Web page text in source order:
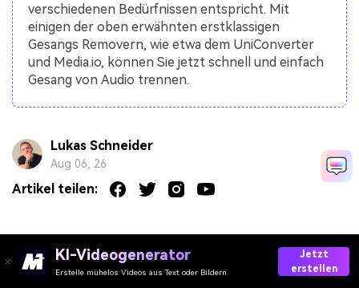
verschiedenen Bedürfnissen entspricht. Mit
einigen der oben erwähnten erstklassigen
Gesangs Removern, wie etwa dem UniConverter
und Media.io, können Sie jetzt schnell und einfach
Gesang von Audio trennen.
Lukas Schneider
Aug 06, 26
Artikel teilen:
Das könnte Ihnen auch gefallen
KI-Videogenerator
Erstelle mühelos Videos aus Text oder Bildern
Jetzt
erstellen